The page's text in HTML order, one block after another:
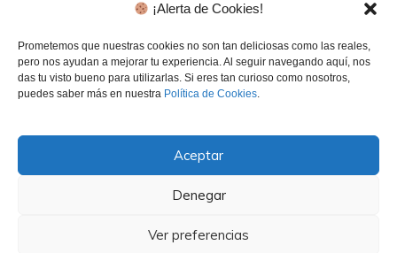
¡Alerta de Cookies!
Prometemos que nuestras cookies no son tan deliciosas como las reales,
pero nos ayudan a mejorar tu experiencia. Al seguir navegando aquí, nos
das tu visto bueno para utilizarlas. Si eres tan curioso como nosotros,
puedes saber más en nuestra Política de Cookies.
Aceptar
Denegar
Ver preferencias
Politica De Privacidad